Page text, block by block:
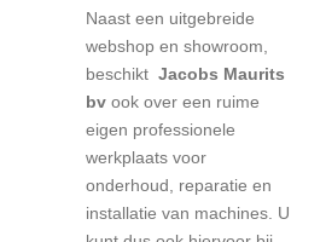
Naast een uitgebreide
webshop en showroom,
beschikt Jacobs Maurits
bv ook over een ruime
eigen professionele
werkplaats voor
onderhoud, reparatie en
installatie van machines. U